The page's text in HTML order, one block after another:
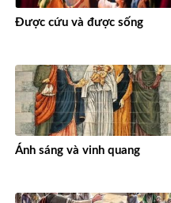
Được cứu và được sống
Ánh sáng và vinh quang